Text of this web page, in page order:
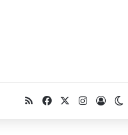
RSSFacebookInstagram
Log In